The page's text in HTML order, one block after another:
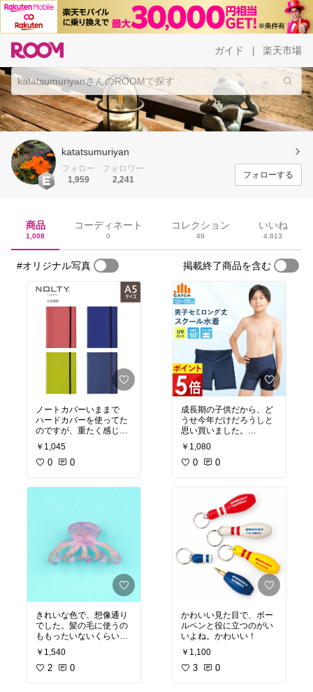
ガイド 楽天市場
katatsumuriyan
フォロー
1,959
フォロワー
2,241
フォローする
商品
1,008
コーディネート
0
コレクション
49
いいね
4,813
#オリジナル写真 掲載終了商品を含む
ノートカバーいままで
ハードカバーを使ってた
のですが、重たく感じた
ので薄めで透明ではない
ものを探していたのでピ
ッタリでした。ライムカ
￥1,045
0 0
きれいな色で、想像通り
でした。髪の毛に使うの
ももったいないくらい😁
可愛いので、いつでも見
えるように机の上に置い
ています。ありがとうご
￥1,540
2 0
成長期の子供だから、ど
うせ今年だけだろうしと
思い買いました。
思ったよりしっかりして
て水着学校でいっぱい使
ってもらえそうです。あ
￥1,080
0 0
かわいい見た目で、ボー
ルペンと役に立つのがい
いよね。かわいい！
￥1,100
3 0